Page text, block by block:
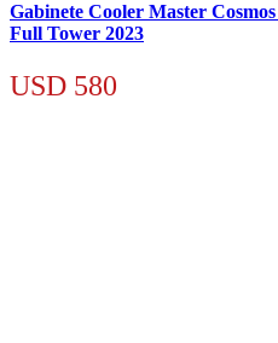
Gabinete Cooler Master
Full Tower 2023
USD 580